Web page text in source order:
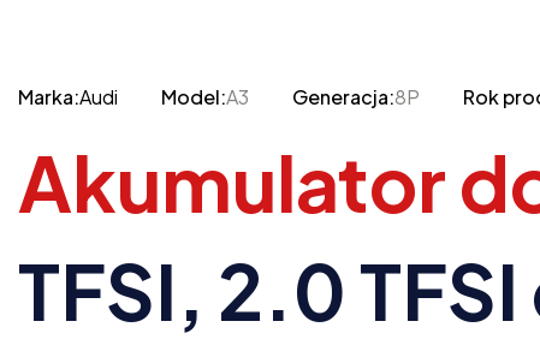
Marka:Audi Model:A3 Generacja:8P Rok
Akumulator
TFSI, 2.0